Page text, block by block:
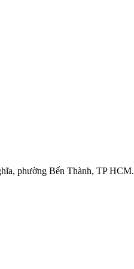
phường Bến Thành, TP HCM.